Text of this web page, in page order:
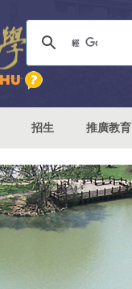
招生 推廣教育